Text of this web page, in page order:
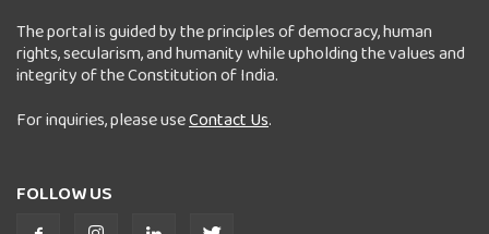
The portal is guided by the principles of democracy, human
rights, secularism, and humanity while upholding the values and
integrity of the Constitution of India.
For inquiries, please useContact Us.
FOLLOW US